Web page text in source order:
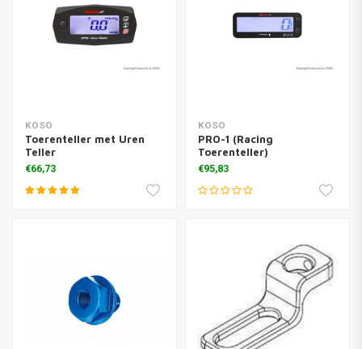
KOSO
Toerenteller met Uren
Teller
€66,73
KOSO
PRO-1 (Racing
Toerenteller)
€95,83